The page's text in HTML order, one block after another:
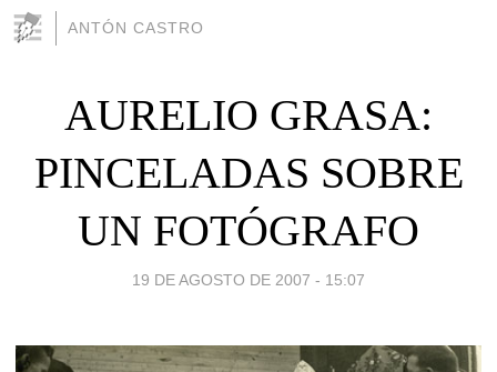
ANTÓN CASTRO
AURELIO GRASA:
PINCELADAS SOBRE
UN FOTÓGRAFO
19 DE AGOSTO DE 2007 - 15:07